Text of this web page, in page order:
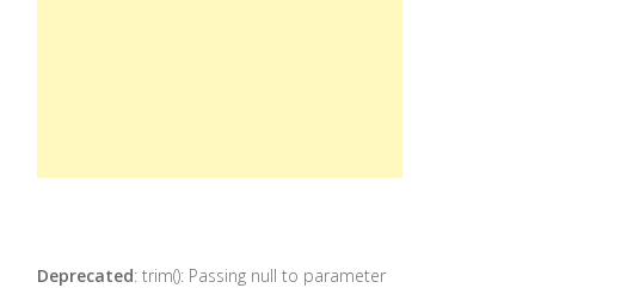
Deprecated: trim(): Passing null to parameter